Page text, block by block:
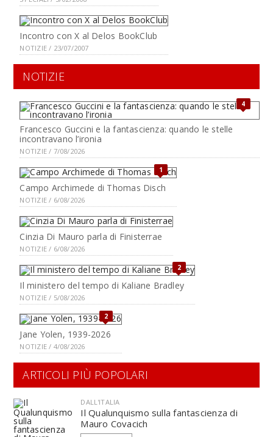
Incontro con X al Delos BookClub
NOTIZIE / 23/07/2007
NOTIZIE
4
Francesco Guccini e la fantascienza: quando le stelle
incontravano l’ironia
NOTIZIE / 7/08/2026
1
Campo Archimede di Thomas Disch
NOTIZIE / 6/08/2026
Cinzia Di Mauro parla di Finisterrae
NOTIZIE / 6/08/2026
2
Il ministero del tempo di Kaliane Bradley
NOTIZIE / 5/08/2026
2
Jane Yolen, 1939-2026
NOTIZIE / 4/08/2026
ARTICOLI PIÙ POPOLARI
DALL'ITALIA
Il Qualunquismo sulla fantascienza di
Mauro Covacich